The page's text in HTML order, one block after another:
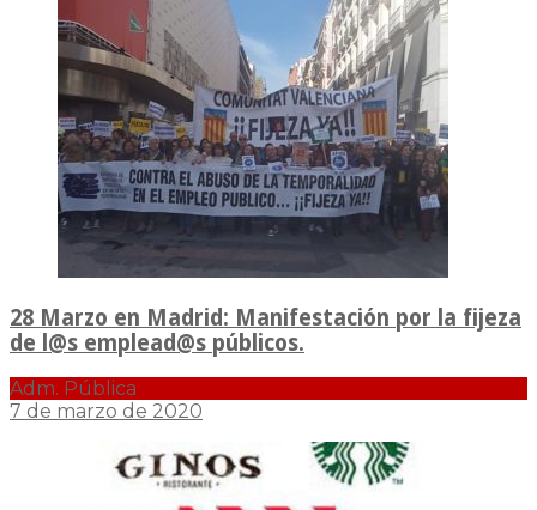
28 Marzo en Madrid: Manifestación por la fijeza
de l@s emplead@s públicos.
Adm. Pública
7 de marzo de 2020